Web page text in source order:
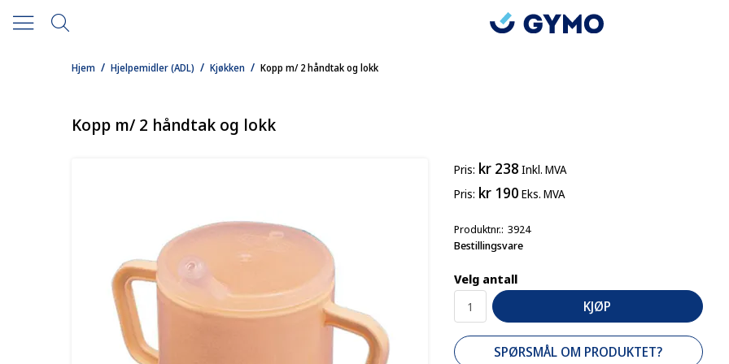
/
Hjem /
Hjelpemidler (ADL) /
Kjøkken Kopp m/ 2 håndtak og lokk
Kopp m/ 2 håndtak og lokk
Pris kr 238 Inkl. MVA
Pris kr 190 Eks. MVA
Produktnr. 3924
Bestillingsvare
Velg antall
KJØP
SPØRSMÅL OM PRODUKTET?